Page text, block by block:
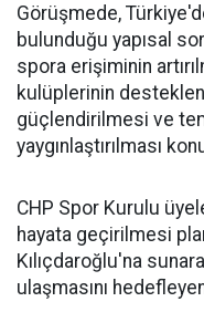
Görüşmede,
bulunduğu yapısal
spora erişiminin
kulüplerinin
güçlendirilmesi ve
yaygınlaştırılması
CHP Spor Kurulu
hayata geçirilmesi
Kılıçdaroğlu'na
ulaşmasını